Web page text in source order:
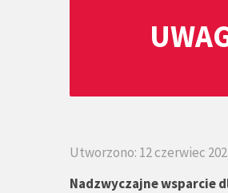
Utworzono: 12 czerwiec
Nadzwyczajne wsparcie